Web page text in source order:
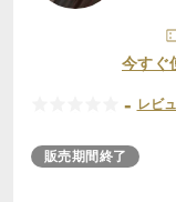
今すぐ
- レビ
販売期間終了